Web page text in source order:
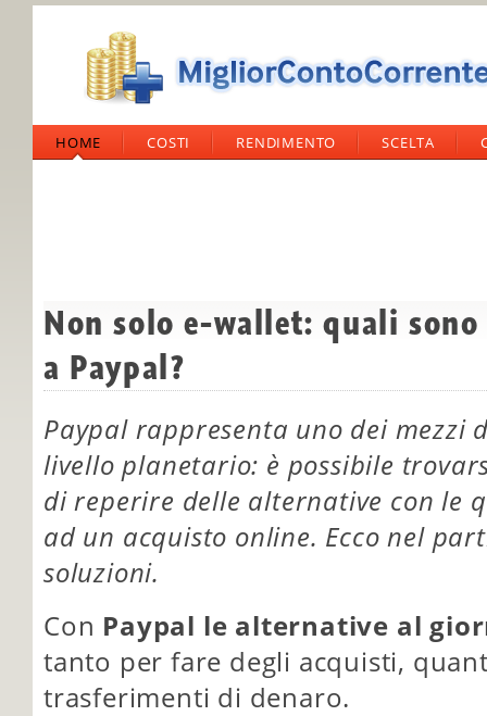
HOME COSTI RENDIMENTO SCELTA
Non solo e-wallet: quali
a Paypal?
Paypal rappresenta uno dei mezzi
livello planetario: è possibile
di reperire delle alternative con le
ad un acquisto online. Ecco nel
soluzioni.
Con Paypal le alternative al
tanto per fare degli acquisti,
trasferimenti di denaro.